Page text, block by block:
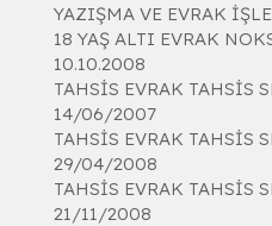
YAZIŞMA VE EVRAK
18 YAŞ ALTI EVRAK
10.10.2008
TAHSİS EVRAK TAHSİS
14/06/2007
TAHSİS EVRAK TAHSİS
29/04/2008
TAHSİS EVRAK TAHSİS
21/11/2008​